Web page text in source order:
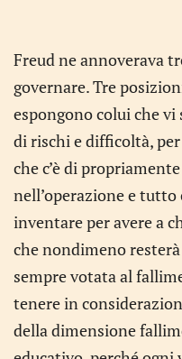
Freud ne annoverava
governare. Tre
espongono colui che
di rischi e difficoltà,
che c’è di
nell’operazione e tutto
inventare per avere a
che nondimeno
sempre votata al
tenere in
della dimensione